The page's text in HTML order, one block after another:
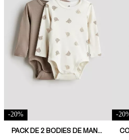
-20%
PACK DE 2 BODIES DE MANGA LARGA
-20